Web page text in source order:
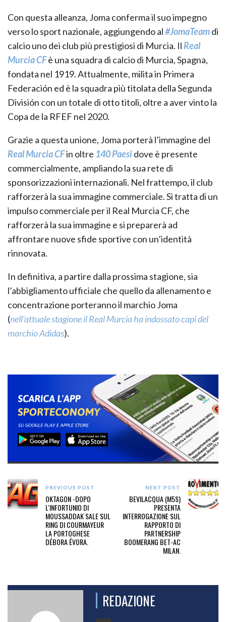
Con questa alleanza, Joma conferma il suo impegno
verso lo sport nazionale, aggiungendo al#JomaTeamdi
calcio uno dei club più prestigiosi di Murcia. Il Real
Murcia CFè una squadra di calcio di Murcia, Spagna,
fondata nel 1919. Attualmente, milita in Primera
Federación ed è la squadra più titolata della Segunda
División con un totale di otto titoli, oltre a aver vinto la
Copa de la RFEF nel 2020.
Grazie a questa unione, Joma porterà l’immagine del
Real Murcia CFin oltre 140 Paesidove è presente
commercialmente, ampliando la sua rete di
sponsorizzazioni internazionali. Nel frattempo, il club
rafforzerà la sua immagine commerciale. Si tratta di un
impulso commerciale per il Real Murcia CF, che
rafforzerà la sua immagine e si preparerà ad
affrontare nuove sfide sportive con un’identità
rinnovata.
In definitiva, a partire dalla prossima stagione, sia
l’abbigliamento ufficiale che quello da allenamento e
concentrazione porteranno il marchio Joma
(nell’attuale stagione il Real Murcia ha indossato capi del
marchio Adidas).
PREVIOUS POST
OKTAGON -DOPO
L'INFORTUNIO DI
MOUSSADDAK SALE SUL
RING DI COURMAYEUR
LA PORTOGHESE
DÉBORA ÉVORA.
NEXT POST
BEVILACQUA (M5S)
PRESENTA
INTERROGAZIONE SUL
RAPPORTO DI
PARTNERSHIP
BOOMERANG BET-AC
MILAN.
REDAZIONE